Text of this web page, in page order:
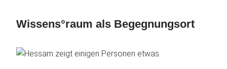
Wissens°raum als Begegnungsort